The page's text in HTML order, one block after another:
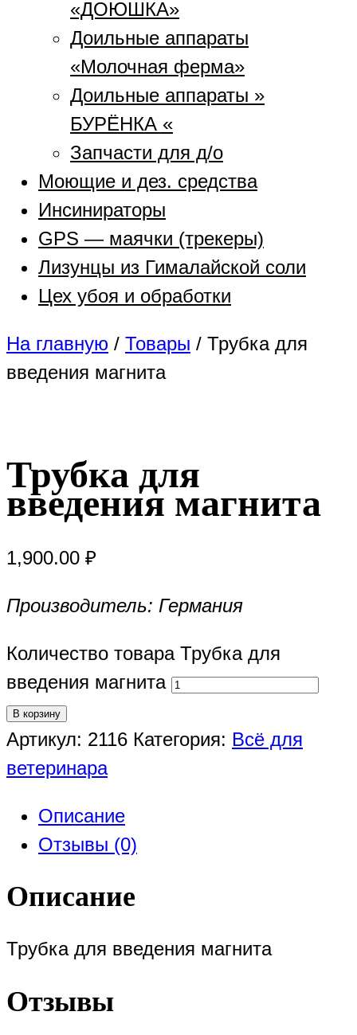
«ДОЮШКА»
Доильные аппараты
«Молочная ферма»
Доильные аппараты »
БУРЁНКА «
Запчасти для д/о
Моющие и дез. средства
Инсинираторы
GPS — маячки (трекеры)
Лизунцы из Гималайской соли
Цех убоя и обработки
На главную / Товары / Трубка для
введения магнита
Трубка для
введения магнита
1,900.00 ₽
Производитель: Германия
Количество товара Трубка для
введения магнита
В корзину
Артикул: 2116 Категория: Всё для
ветеринара
Описание
Отзывы (0)
Описание
Трубка для введения магнита
Отзывы